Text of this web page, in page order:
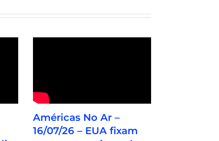
Américas No Ar –
16/07/26 – EUA fixam